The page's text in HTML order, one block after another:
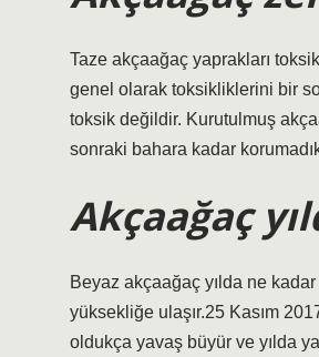
Taze akçaağaç yaprakları
genel olarak toksikliklerini bir
toksik değildir. Kurutulmuş
sonraki bahara kadar
Akçaağaç
Beyaz akçaağaç yılda ne
yüksekliğe ulaşır.25 Kasım
oldukça yavaş büyür ve yılda